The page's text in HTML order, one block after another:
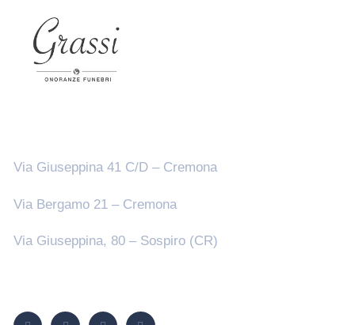
Via Giuseppina 41 C/D – Cremona
Via Bergamo 21 – Cremona
Via Giuseppina, 80 – Sospiro (CR)